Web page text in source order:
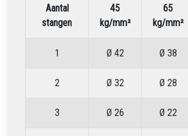
Aantal
stangen
45
kg/mm²
65
kg/mm²
1 Ø 42 Ø 38
2 Ø 32 Ø 28
3 Ø 26 Ø 22